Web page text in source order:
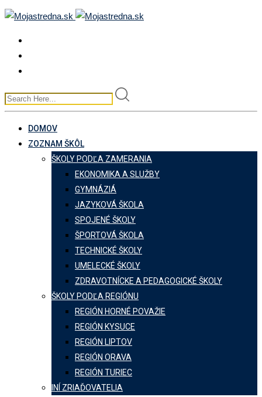
Skip
DOMOV
ZOZNAM ŠKÔL
ŠKOLY PODĽA ZAMERANIA
EKONOMIKA A SLUŽBY
GYMNÁZIÁ
JAZYKOVÁ ŠKOLA
SPOJENÉ ŠKOLY
ŠPORTOVÁ ŠKOLA
TECHNICKÉ ŠKOLY
UMELECKÉ ŠKOLY
ZDRAVOTNÍCKE A PEDAGOGICKÉ ŠKOLY
ŠKOLY PODĽA REGIÓNU
REGIÓN HORNÉ POVAŽIE
REGIÓN KYSUCE
REGIÓN LIPTOV
REGIÓN ORAVA
REGIÓN TURIEC
INÍ ZRIAĎOVATELIA